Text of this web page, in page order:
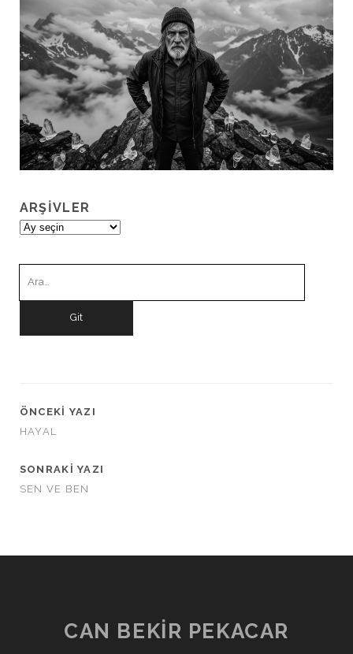
ARŞIVLER
Arşivler
ÖNCEKI YAZI
HAYAL
SONRAKI YAZI
SEN VE BEN
CAN BEKIR PEKACAR